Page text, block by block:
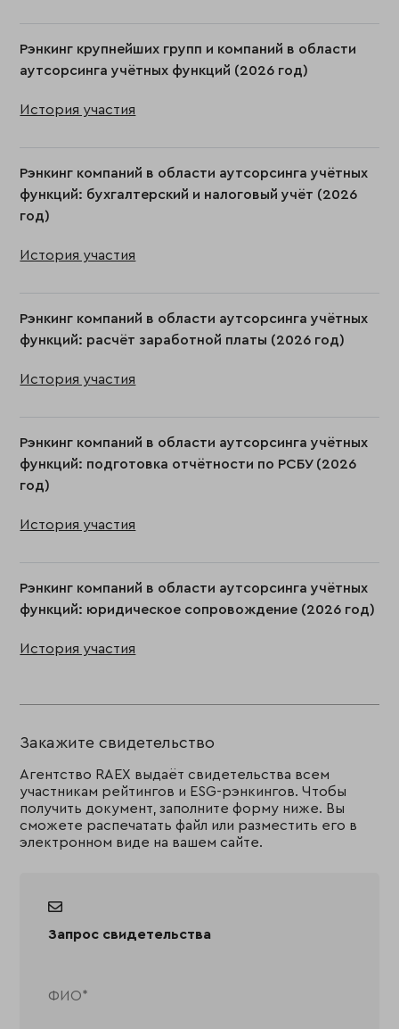
Рэнкинг крупнейших групп и компаний в области
аутсорсинга учётных функций (2026 год)
История участия
Рэнкинг компаний в области аутсорсинга учётных
функций: бухгалтерский и налоговый учёт (2026
год)
История участия
Рэнкинг компаний в области аутсорсинга учётных
функций: расчёт заработной платы (2026 год)
История участия
Рэнкинг компаний в области аутсорсинга учётных
функций: подготовка отчётности по РСБУ (2026
год)
История участия
Рэнкинг компаний в области аутсорсинга учётных
функций: юридическое сопровождение (2026 год)
История участия
Закажите свидетельство
Агентство RAEX выдаёт свидетельства всем
участникам рейтингов и ESG-рэнкингов. Чтобы
получить документ, заполните форму ниже. Вы
сможете распечатать файл или разместить его в
электронном виде на вашем сайте.
Запрос свидетельства